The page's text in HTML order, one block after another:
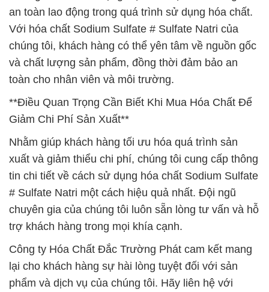
an toàn lao động trong quá trình sử dụng hóa chất.
Với hóa chất Sodium Sulfate # Sulfate Natri của
chúng tôi, khách hàng có thể yên tâm về nguồn gốc
và chất lượng sản phẩm, đồng thời đảm bảo an
toàn cho nhân viên và môi trường.
**Điều Quan Trọng Cần Biết Khi Mua Hóa Chất Để
Giảm Chi Phí Sản Xuất**
Nhằm giúp khách hàng tối ưu hóa quá trình sản
xuất và giảm thiểu chi phí, chúng tôi cung cấp thông
tin chi tiết về cách sử dụng hóa chất Sodium Sulfate
# Sulfate Natri một cách hiệu quả nhất. Đội ngũ
chuyên gia của chúng tôi luôn sẵn lòng tư vấn và hỗ
trợ khách hàng trong mọi khía cạnh.
Công ty Hóa Chất Đắc Trường Phát cam kết mang
lại cho khách hàng sự hài lòng tuyệt đối với sản
phẩm và dịch vụ của chúng tôi. Hãy liên hệ với